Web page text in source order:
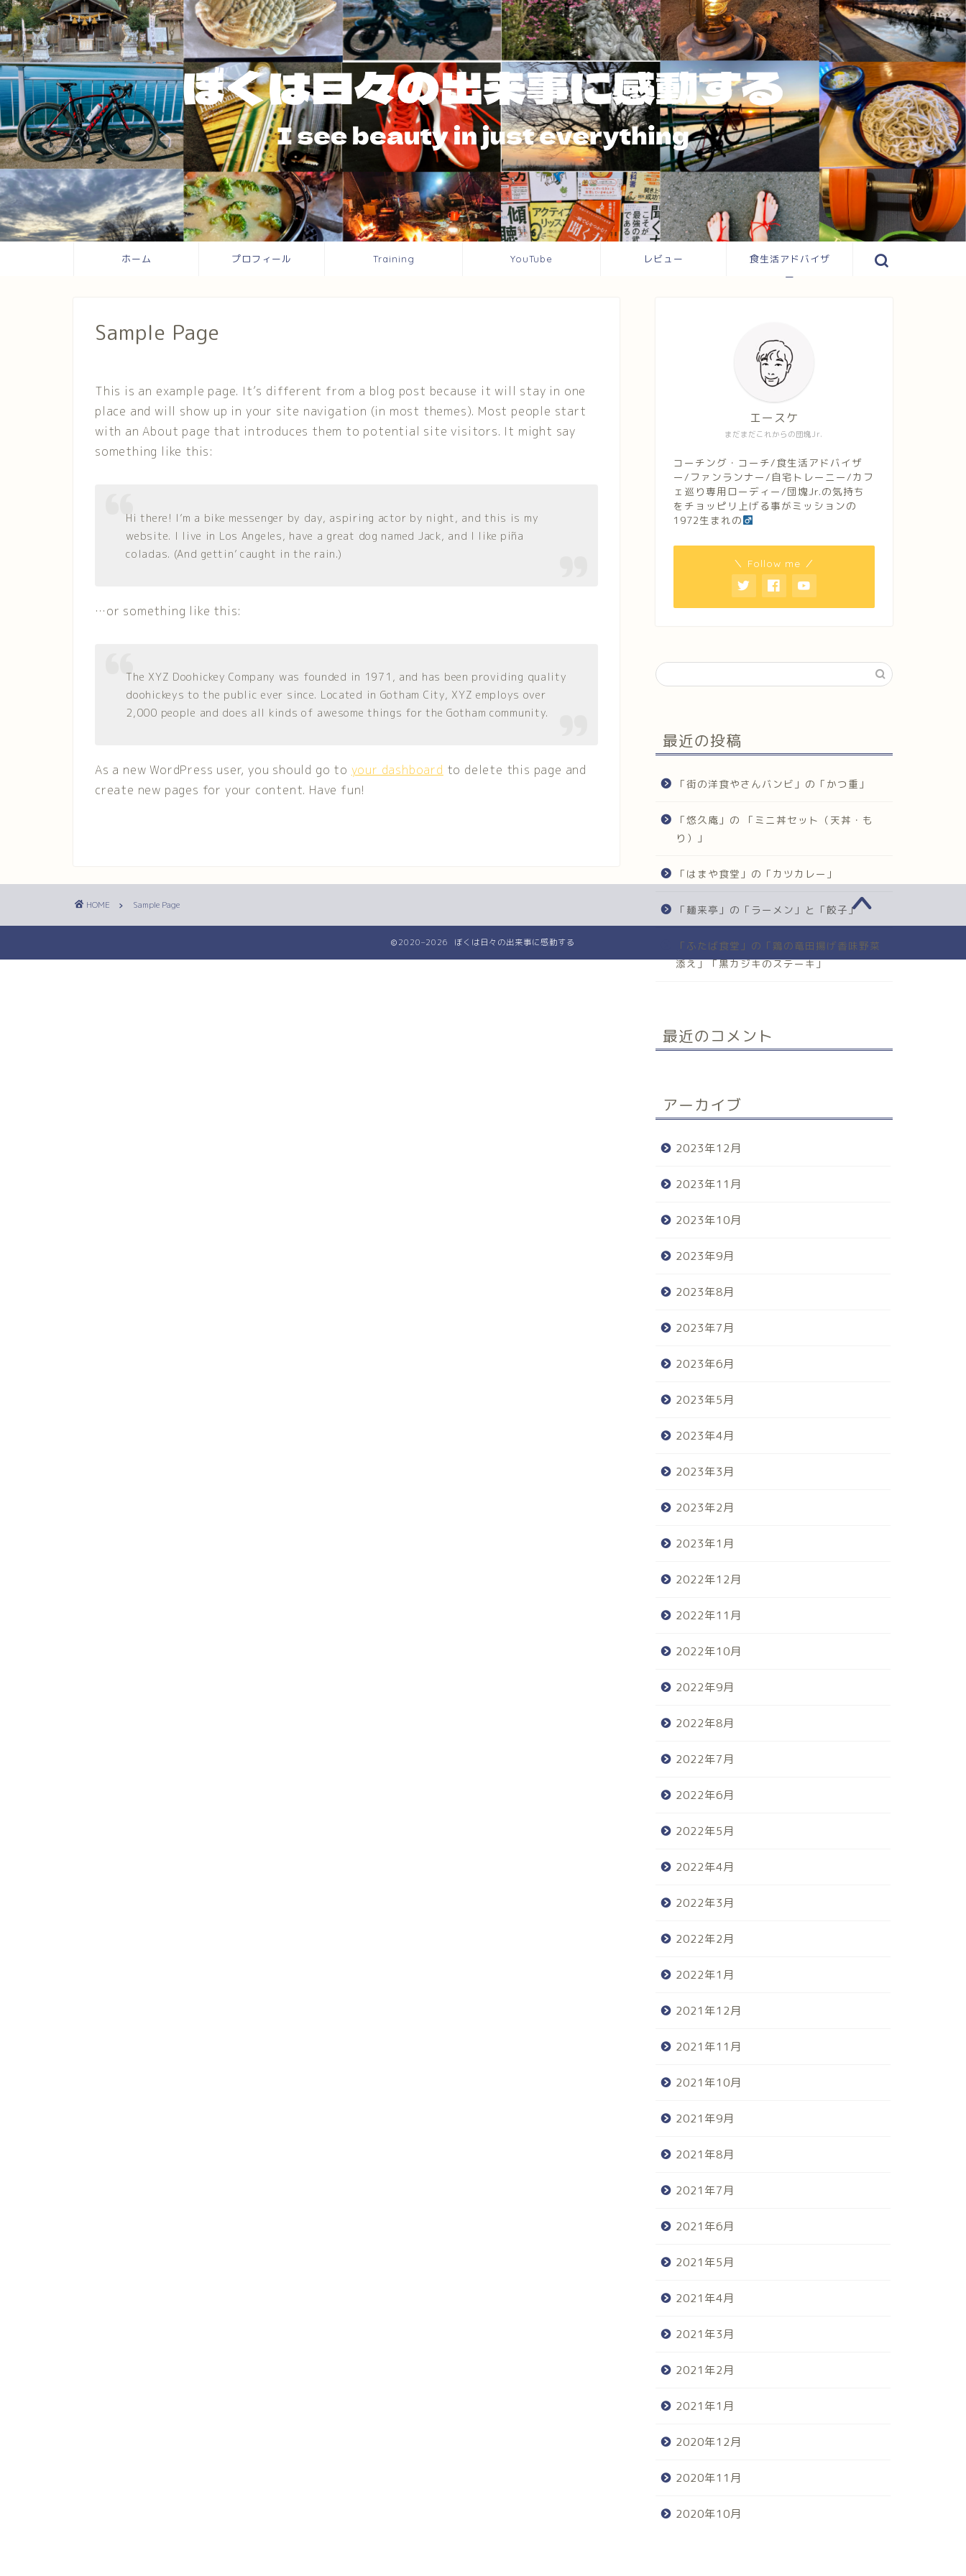
ホーム プロフィール Training YouTube レビュー
食生活アドバイザ
ー
Sample Page
This is an example page. It’s different from a blog post because it will stay in one
place and will show up in your site navigation (in most themes). Most people start
with an About page that introduces them to potential site visitors. It might say
something like this:
Hi there! I’m a bike messenger by day, aspiring actor by night, and this is my
website. I live in Los Angeles, have a great dog named Jack, and I like piña
coladas. (And gettin’ caught in the rain.)
…or something like this:
The XYZ Doohickey Company was founded in 1971, and has been providing quality
doohickeys to the public ever since. Located in Gotham City, XYZ employs over
2,000 people and does all kinds of awesome things for the Gotham community.
As a new WordPress user, you should go to your dashboard to delete this page and
create new pages for your content. Have fun!
まだまだこれからの団塊Jr.
エースケ
コーチング・コーチ/食生活アドバイザ
ー/ファンランナー/自宅トレーニー/カフ
ェ巡り専用ローディー/団塊Jr.の気持ち
をチョッピリ上げる事がミッションの
1972生まれの
＼ Follow me ／
最近の投稿
「街の洋食やさんバンビ」の「かつ重」
「悠久庵」の 「ミニ丼セット（天丼・も
り）」
「はまや食堂」の「カツカレー」
「麺来亭」の「ラーメン」と「餃子」
「ふたば食堂」の「鶏の竜田揚げ香味野菜
添え」「黒カジキのステーキ」
最近のコメント
アーカイブ
2023年12月
2023年11月
2023年10月
2023年9月
2023年8月
2023年7月
2023年6月
2023年5月
2023年4月
2023年3月
2023年2月
2023年1月
2022年12月
2022年11月
2022年10月
2022年9月
2022年8月
2022年7月
2022年6月
2022年5月
2022年4月
2022年3月
2022年2月
2022年1月
2021年12月
2021年11月
2021年10月
2021年9月
2021年8月
2021年7月
2021年6月
2021年5月
2021年4月
2021年3月
2021年2月
2021年1月
2020年12月
2020年11月
2020年10月
HOME Sample Page
2020–2026 ぼくは日々の出来事に感動する